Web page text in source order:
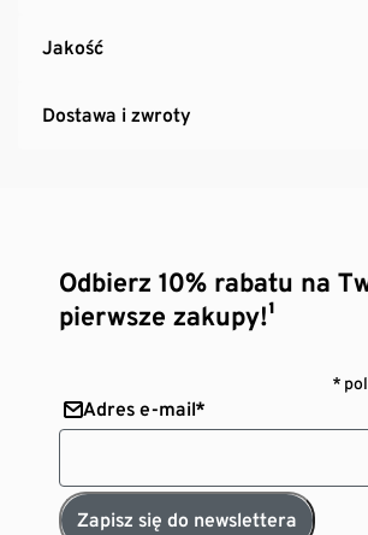
Jakość
Dostawa i zwroty
Odbierz 10% rabatu na
pierwsze zakupy!¹
*
Adres e-mail*
Zapisz się do newslettera